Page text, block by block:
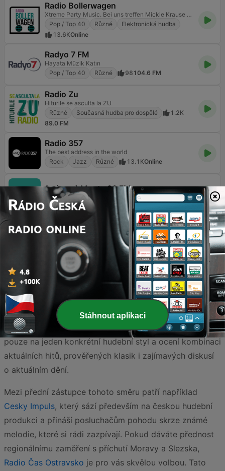
Radio Bollerwagen
Xtreme Party Music. Bei uns treffen Mickie Krause und Peter Wackel auf AC/DC und Scooter. Viel Spaß
Pop / Top 40
Různé
Elektronická hudba
13.6KOnline
Radyo 7 FM
Hayata Müzik Katın
Pop / Top 40
Různé 98 104.6 FM
Radio Zu
Hiturile se asculta la ZU
Různé
Současná hudba pro dospělé
1.2K
89.0 FM
Radio 357
The best address in the world
Rock
Jazz Různé 13.1KOnline
( μέντα ) Menta 88 FM
Různé 62888.0 FM
Hledáte rozmanitost v českém éteru? Česká republika
nabízí širokou škálu rozhlasových stanic, které se
zaměřují na žánr variety, tedy pestrý výběr hudby i
mluveného slova pro každého posluchače. Tato
kategorie je ideální pro ty, kteří se nechtějí omezovat
pouze na jeden konkrétní hudební styl a ocení kombinaci
aktuálních hitů, prověřených klasik i zajímavých diskusí
o aktuálním dění.
Mezi přední zástupce tohoto směru patří například
Cesky Impuls, který sází především na českou hudební
produkci a přináší posluchačům pohodu skrze známé
melodie, které si rádi zazpívají. Pokud dáváte přednost
regionálnímu zaměření s příchutí Moravy a Slezska,
Radio Čas Ostravsko je pro vás skvělou volbou. Tato
Stáhnout aplikaci